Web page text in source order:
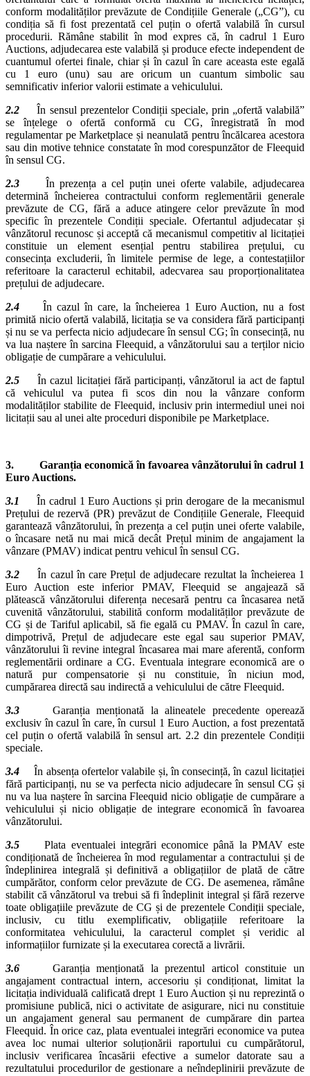
conform modalităților prevăzute de Condițiile Generale („CG”), cu
condiția să fi fost prezentată cel puțin o ofertă valabilă în cursul
procedurii. Rămâne stabilit în mod expres că, în cadrul 1 Euro
Auctions, adjudecarea este valabilă și produce efecte independent de
cuantumul ofertei finale, chiar și în cazul în care aceasta este egală
cu 1 euro (unu) sau are oricum un cuantum simbolic sau
semnificativ inferior valorii estimate a vehiculului.
2.2
În sensul prezentelor Condiții speciale, prin „ofertă valabilă”
se înțelege o ofertă conformă cu CG, înregistrată în mod
regulamentar pe Marketplace și neanulată pentru încălcarea acestora
sau din motive tehnice constatate în mod corespunzător de Fleequid
în sensul CG.
2.3
În prezența a cel puțin unei oferte valabile, adjudecarea
determină încheierea contractului conform reglementării generale
prevăzute de CG, fără a aduce atingere celor prevăzute în mod
specific în prezentele Condiții speciale. Ofertantul adjudecatar și
vânzătorul recunosc și acceptă că mecanismul competitiv al licitației
constituie un element esențial pentru stabilirea prețului, cu
consecința excluderii, în limitele permise de lege, a contestațiilor
referitoare la caracterul echitabil, adecvarea sau proporționalitatea
prețului de adjudecare.
2.4
În cazul în care, la încheierea 1 Euro Auction, nu a fost
primită nicio ofertă valabilă, licitația se va considera fără participanți
și nu se va perfecta nicio adjudecare în sensul CG; în consecință, nu
va lua naștere în sarcina Fleequid, a vânzătorului sau a terților nicio
obligație de cumpărare a vehiculului.
2.5
În cazul licitației fără participanți, vânzătorul ia act de faptul
că vehiculul va putea fi scos din nou la vânzare conform
modalităților stabilite de Fleequid, inclusiv prin intermediul unei noi
licitații sau al unei alte proceduri disponibile pe Marketplace.
3. Garanția economică în favoarea vânzătorului în cadrul 1
Euro Auctions.
3.1
În cadrul 1 Euro Auctions și prin derogare de la mecanismul
Prețului de rezervă (PR) prevăzut de Condițiile Generale, Fleequid
garantează vânzătorului, în prezența a cel puțin unei oferte valabile,
o încasare netă nu mai mică decât Prețul minim de angajament la
vânzare (PMAV) indicat pentru vehicul în sensul CG.
3.2
În cazul în care Prețul de adjudecare rezultat la încheierea 1
Euro Auction este inferior PMAV, Fleequid se angajează să
plătească vânzătorului diferența necesară pentru ca încasarea netă
cuvenită vânzătorului, stabilită conform modalităților prevăzute de
CG și de Tariful aplicabil, să fie egală cu PMAV. În cazul în care,
dimpotrivă, Prețul de adjudecare este egal sau superior PMAV,
vânzătorului îi revine integral încasarea mai mare aferentă, conform
reglementării ordinare a CG. Eventuala integrare economică are o
natură pur compensatorie și nu constituie, în niciun mod,
cumpărarea directă sau indirectă a vehiculului de către Fleequid.
3.3
Garanția menționată la alineatele precedente operează
exclusiv în cazul în care, în cursul 1 Euro Auction, a fost prezentată
cel puțin o ofertă valabilă în sensul art. 2.2 din prezentele Condiții
speciale.
3.4
În absența ofertelor valabile și, în consecință, în cazul licitației
fără participanți, nu se va perfecta nicio adjudecare în sensul CG și
nu va lua naștere în sarcina Fleequid nicio obligație de cumpărare a
vehiculului și nicio obligație de integrare economică în favoarea
vânzătorului.
3.5
Plata eventualei integrări economice până la PMAV este
condiționată de încheierea în mod regulamentar a contractului și de
îndeplinirea integrală și definitivă a obligațiilor de plată de către
cumpărător, conform celor prevăzute de CG. De asemenea, rămâne
stabilit că vânzătorul va trebui să fi îndeplinit integral și fără rezerve
toate obligațiile prevăzute de CG și de prezentele Condiții speciale,
inclusiv, cu titlu exemplificativ, obligațiile referitoare la
conformitatea vehiculului, la caracterul complet și veridic al
informațiilor furnizate și la executarea corectă a livrării.
3.6
Garanția menționată la prezentul articol constituie un
angajament contractual intern, accesoriu și condiționat, limitat la
licitația individuală calificată drept 1 Euro Auction și nu reprezintă o
promisiune publică, nici o activitate de asigurare, nici nu constituie
un angajament general sau permanent de cumpărare din partea
Fleequid. În orice caz, plata eventualei integrări economice va putea
avea loc numai ulterior soluționării raportului cu cumpărătorul,
inclusiv verificarea încasării efective a sumelor datorate sau a
rezultatului procedurilor de gestionare a neîndeplinirii prevăzute de